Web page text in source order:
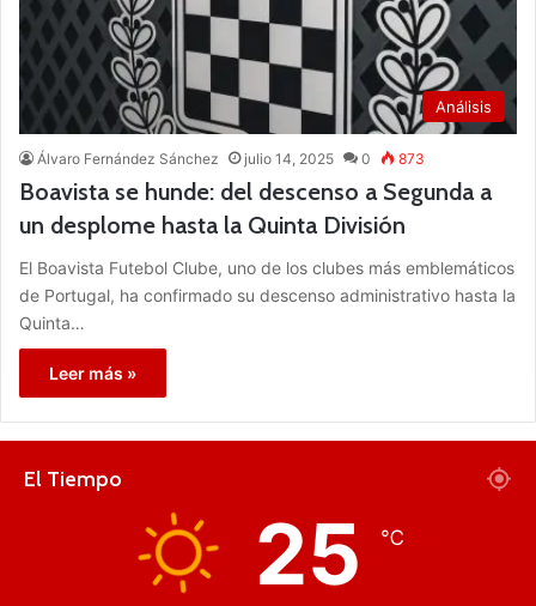
Análisis
Álvaro Fernández Sánchez julio 14, 2025 0 873
Boavista se hunde: del descenso a Segunda a
un desplome hasta la Quinta División
El Boavista Futebol Clube, uno de los clubes más emblemáticos
de Portugal, ha confirmado su descenso administrativo hasta la
Quinta…
Leer más »
El Tiempo
25 ℃